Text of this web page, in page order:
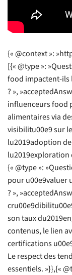
{« @context »:
[{« @type »:
food impactent-ils
? »,
influenceurs food
alimentaires via
visibilitu00e9 sur
lu2019adoption
lu2019exploration
{« @type »:
pour u00e9valuer
? »,
son taux
contenus, le lien
certifications
Le respect des
essentiels. »}},{«